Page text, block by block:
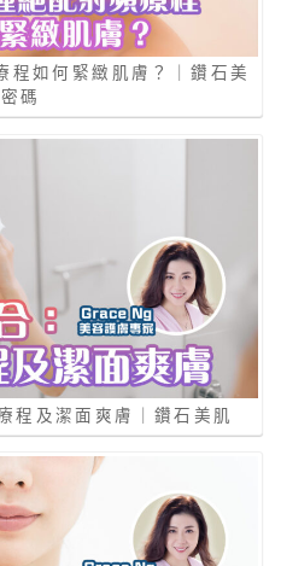
程如何緊緻肌膚？｜鑽石美
碼
程及潔面爽膚｜鑽石美肌